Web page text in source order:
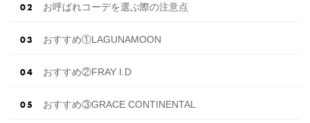
お呼ばれコーデを選ぶ際の注意点
おすすめ①LAGUNAMOON
おすすめ②FRAY I.D
おすすめ③GRACE CONTINENTAL